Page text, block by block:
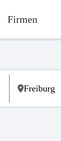
Firmen